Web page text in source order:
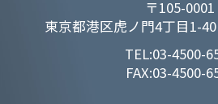
〒105-0001
東京都港区虎ノ門4丁目1-
TEL:03-4500-
FAX:03-4500-